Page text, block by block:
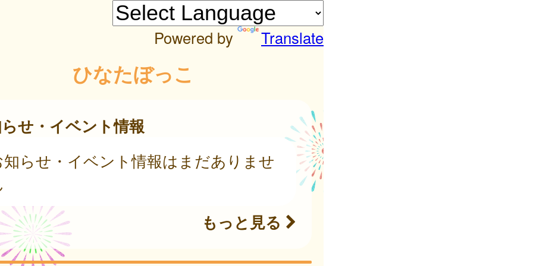
Powered by Translate
ひなたぼっこ
せ・イベント情報
らせ・イベント情報はまだありませ
もっと見る